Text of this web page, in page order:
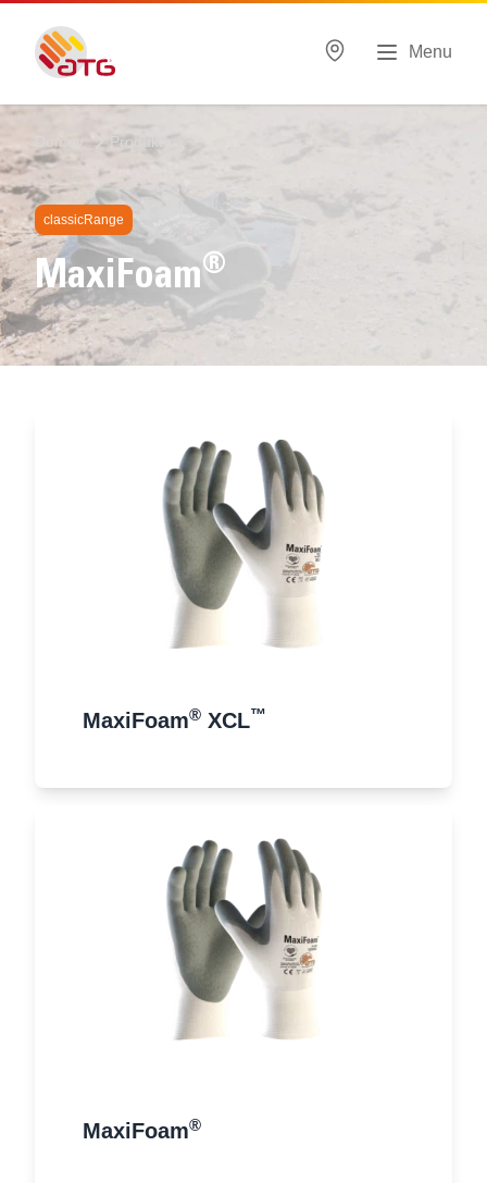
Menu
Domov Produkty
classicRange
MaxiFoam®
MaxiFoam® XCL™
MaxiFoam®